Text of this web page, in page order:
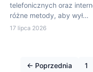
telefonicznych oraz
różne metody, aby wył…
17 lipca 2026
← Poprzednia 1